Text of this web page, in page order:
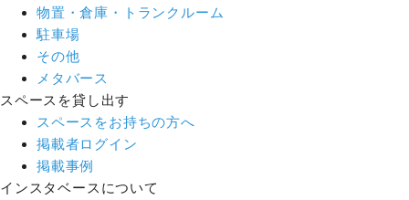
物置・倉庫・トランクルーム
駐車場
その他
メタバース
スペースを貸し出す
スペースをお持ちの方へ
掲載者ログイン
掲載事例
インスタベースについて